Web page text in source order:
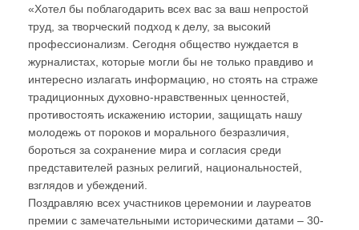
«Хотел бы поблагодарить всех вас за ваш непростой
труд, за творческий подход к делу, за высокий
профессионализм. Сегодня общество нуждается в
журналистах, которые могли бы не только правдиво и
интересно излагать информацию, но стоять на страже
традиционных духовно-нравственных ценностей,
противостоять искажению истории, защищать нашу
молодежь от пороков и морального безразличия,
бороться за сохранение мира и согласия среди
представителей разных религий, национальностей,
взглядов и убеждений.
Поздравляю всех участников церемонии и лауреатов
премии с замечательными историческими датами – 30-